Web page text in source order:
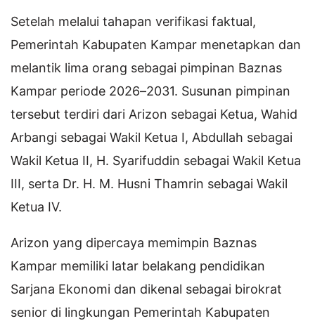
Setelah melalui tahapan verifikasi faktual,
Pemerintah Kabupaten Kampar menetapkan dan
melantik lima orang sebagai pimpinan Baznas
Kampar periode 2026–2031. Susunan pimpinan
tersebut terdiri dari Arizon sebagai Ketua, Wahid
Arbangi sebagai Wakil Ketua I, Abdullah sebagai
Wakil Ketua II, H. Syarifuddin sebagai Wakil Ketua
III, serta Dr. H. M. Husni Thamrin sebagai Wakil
Ketua IV.
Arizon yang dipercaya memimpin Baznas
Kampar memiliki latar belakang pendidikan
Sarjana Ekonomi dan dikenal sebagai birokrat
senior di lingkungan Pemerintah Kabupaten